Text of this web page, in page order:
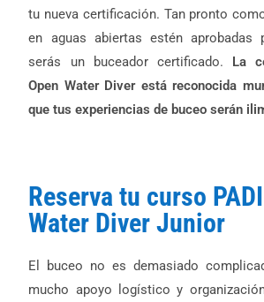
tu nueva certificación. Tan pronto
en aguas abiertas estén aprobadas
serás un buceador certificado.
La
Open Water Diver está reconocida
que tus experiencias de buceo serán
Reserva tu curso
Water Diver Junior
El buceo no es demasiado
mucho apoyo logístico y